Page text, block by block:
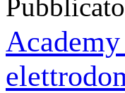
Academy